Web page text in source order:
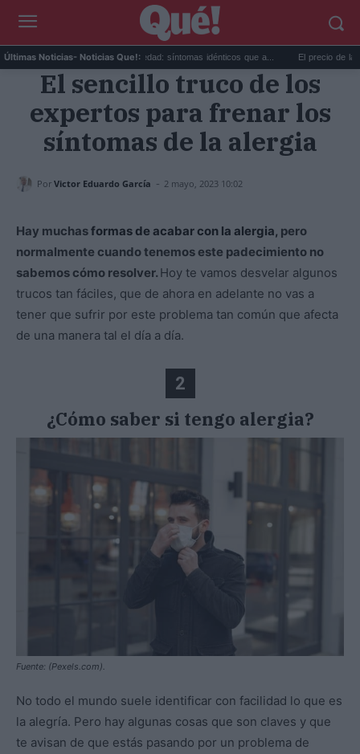
Últimas Noticias- Noticias Que!:
Calor extremo y ansiedad: síntomas idénticos que a... El precio de la
El sencillo truco de los
expertos para frenar los
síntomas de la alergia
Por Victor Eduardo García - 2 mayo, 2023 10:02
Hay muchasformas de acabar con la alergia, pero
normalmente cuando tenemos este padecimiento no
sabemos cómo resolver. Hoy te vamos desvelar algunos
trucos tan fáciles, que de ahora en adelante no vas a
tener que sufrir por este problema tan común que afecta
de una manera tal el día a día.
2
¿Cómo saber si tengo alergia?
Fuente: (Pexels.com).
No todo el mundo suele identificar con facilidad lo que es
la alegría. Pero hay algunas cosas que son claves y que
te avisan de que estás pasando por un problema de